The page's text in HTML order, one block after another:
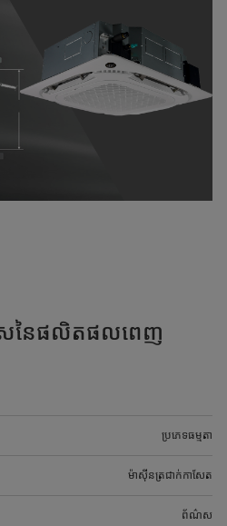
នៃផលិតផលពេញ
ប្រភេទធម្មតា
ម៉ាស៊ីនត្រជាក់កាសែត
ព័ណ៌ស